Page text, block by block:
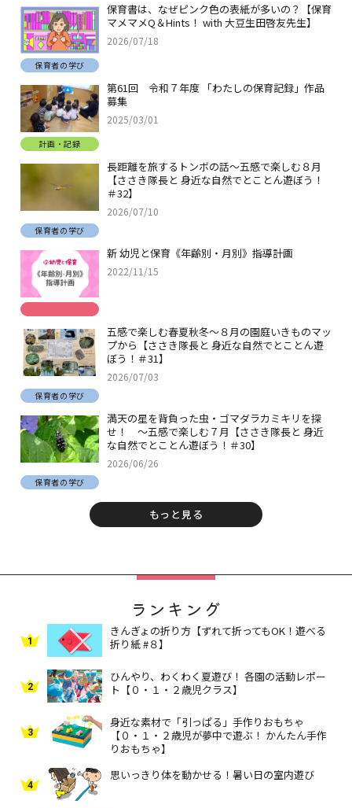
保育書は、なぜピンク色の表紙が多いの？【保育
マメマメQ＆Hints！ with 大豆生田啓友先生】
2026/07/18
保育者の学び
第61回 令和７年度 「わたしの保育記録」作品
募集
2025/03/01
計画・記録
長距離を旅するトンボの話～五感で楽しむ８月
【ささき隊長と 身近な自然でとことん遊ぼう！
＃32】
2026/07/10
保育者の学び
新 幼児と保育《年齢別・月別》指導計画
2022/11/15
五感で楽しむ春夏秋冬～８月の園庭いきものマッ
プから【ささき隊長と 身近な自然でとことん遊
ぼう！＃31】
2026/07/03
保育者の学び
満天の星を背負った虫・ゴマダラカミキリを探
せ！ ～五感で楽しむ７月【ささき隊長と 身近
な自然でとことん遊ぼう！＃30】
2026/06/26
保育者の学び
もっと見る
ランキング
1
きんぎょの折り方【ずれて折ってもOK！遊べる
折り紙 #８】
2
ひんやり、わくわく夏遊び！ 各園の活動レポー
ト【０・１・２歳児クラス】
3
身近な素材で「引っぱる」手作りおもちゃ
【０・１・２歳児が夢中で遊ぶ！ かんたん手作
りおもちゃ】
4
思いっきり体を動かせる！暑い日の室内遊び